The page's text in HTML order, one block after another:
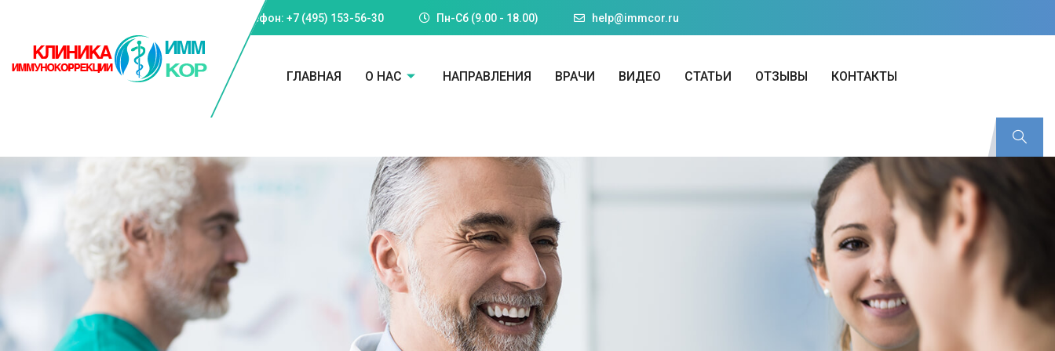
Телефон: +7 (495) 153-56-30 Пн-Cб (9.00 - 18.00) help@immcor.ru
ГЛАВНАЯ О НАС НАПРАВЛЕНИЯ ВРАЧИ ВИДЕО СТАТЬИ ОТЗЫВЫ КОНТАКТЫ